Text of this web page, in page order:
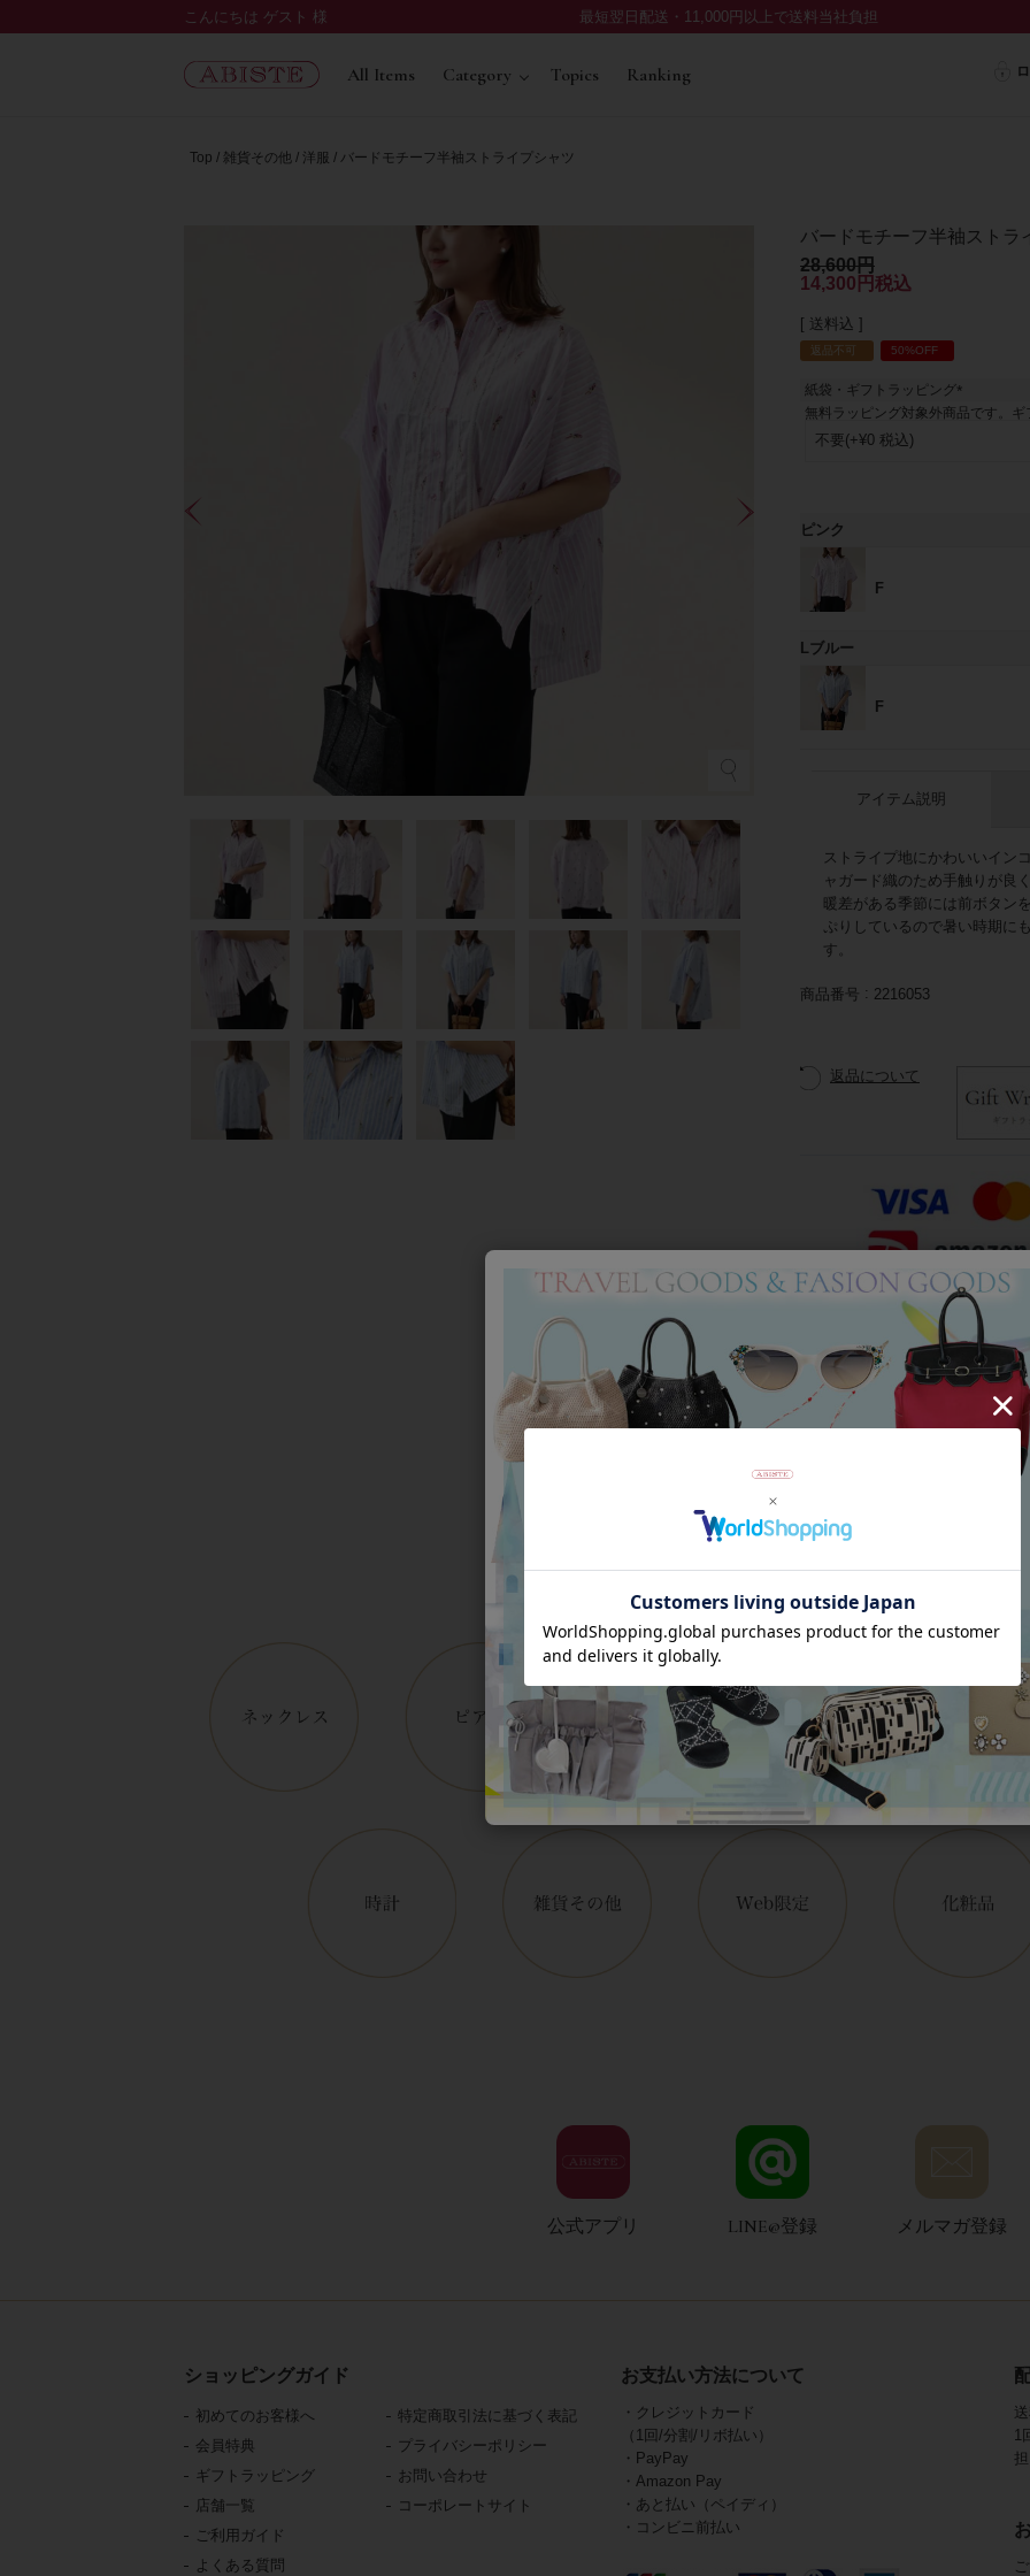
こんにちは ゲスト 様 最短翌日配送・11,000円以上で送料当社負担
All Items Category Topics Ranking
Top 雑貨その他 洋服 バードモチーフ半袖ストライプシャツ
バードモチーフ半袖ストラ
28,600
14,300
税込
送料込
返品不可 50%OFF
紙袋・ギフトラッピング
(
必
無料ラッピング対象外商品です。
ピンク
F
Lブルー
F
アイテム説明
ストライプ地にかわいいイン
ャガード織のため手触りが良
暖差がある季節には前ボタン
ぷりしているので暑い時期に
す。
商品番号 2216053
返品について
Category
アイテムカテゴリー
公式アプリ LINE@登録 メルマガ登録
ショッピングガイド
初めてのお客様へ
会員特典
ギフトラッピング
店舗一覧
ご利用ガイド
よくある質問
特定商取引法に基づく表記
プライバシーポリシー
お問い合わせ
コーポレートサイト
お支払い方法について
・クレジットカード
（1回/分割/リボ払い）
・PayPay
・Amazon Pay
・あと払い（ペイディ）
・コンビニ前払い
1